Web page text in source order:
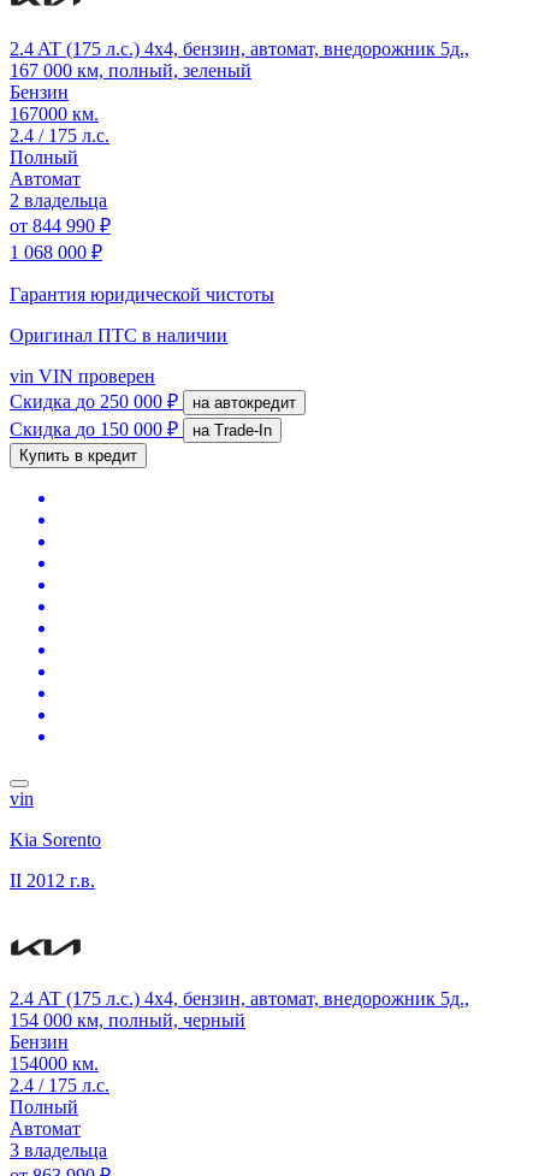
2.4 AT (175 л.с.) 4x4, бензин, автомат, внедорожник 5д.,
167 000 км, полный, зеленый
Бензин
167000 км.
2.4 / 175 л.с.
Полный
Автомат
2 владельца
от 844 990 ₽
1 068 000 ₽
Гарантия юридической чистоты
Оригинал ПТС в наличии
vin VIN проверен
Скидка до 250 000 ₽ на автокредит
Скидка до 150 000 ₽
на Trade-In
Купить в кредит
vin
Kia Sorento
II 2012 г.в.
2.4 AT (175 л.с.) 4x4, бензин, автомат, внедорожник 5д.,
154 000 км, полный, черный
Бензин
154000 км.
2.4 / 175 л.с.
Полный
Автомат
3 владельца